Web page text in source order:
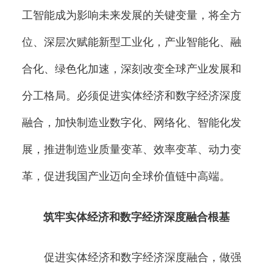
工智能成为影响未来发展的关键变量，将全方
位、深层次赋能新型工业化，产业智能化、融
合化、绿色化加速，深刻改变全球产业发展和
分工格局。必须促进实体经济和数字经济深度
融合，加快制造业数字化、网络化、智能化发
展，推进制造业质量变革、效率变革、动力变
革，促进我国产业迈向全球价值链中高端。
筑牢实体经济和数字经济深度融合根基
促进实体经济和数字经济深度融合，做强